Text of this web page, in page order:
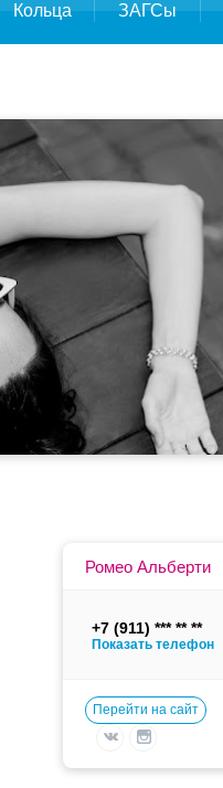
Кольца ЗАГСы
Ромео Альберти
+7 (911)
Показать телефон
Перейти на сайт